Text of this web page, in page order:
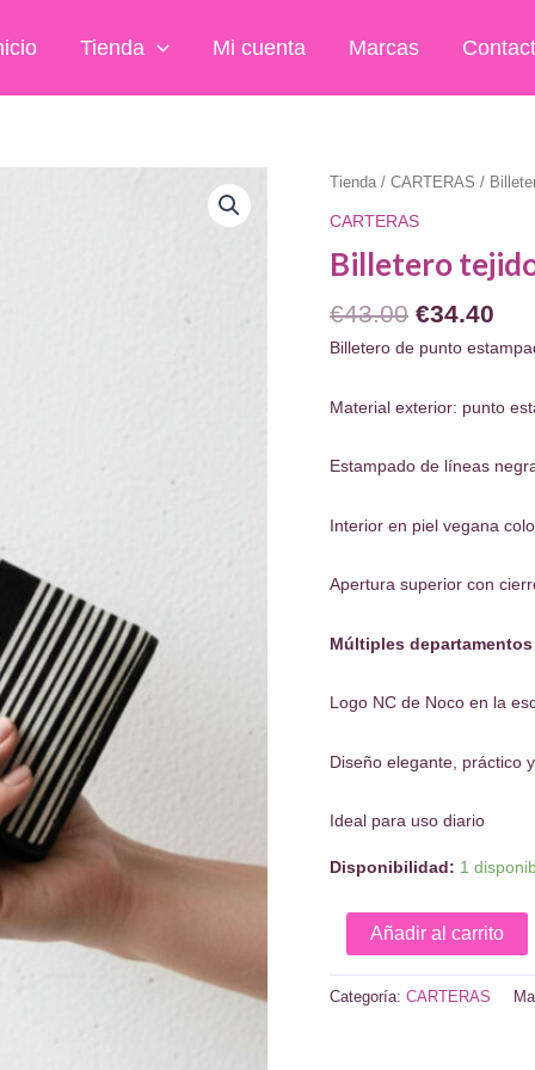
Tienda Mi cuenta Marcas
Tienda / CARTERAS /
CARTERAS
Billetero
€43.00 El
precio
era:
€34.40
es:
Billetero de punto
Material exterior: punto
Estampado de líneas
Interior en piel vegana
Apertura superior con
Múltiples
Logo NC de Noco en la
Diseño elegante, práctico
Ideal para uso diario
Disponibilidad: 1
Billetero
tejido
Añadir al carrito
Categoría: CARTERAS